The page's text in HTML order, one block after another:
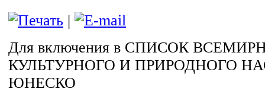
|
Для включения в СПИСОК
КУЛЬТУРНОГО И ПРИРОДНОГО
ЮНЕСКО